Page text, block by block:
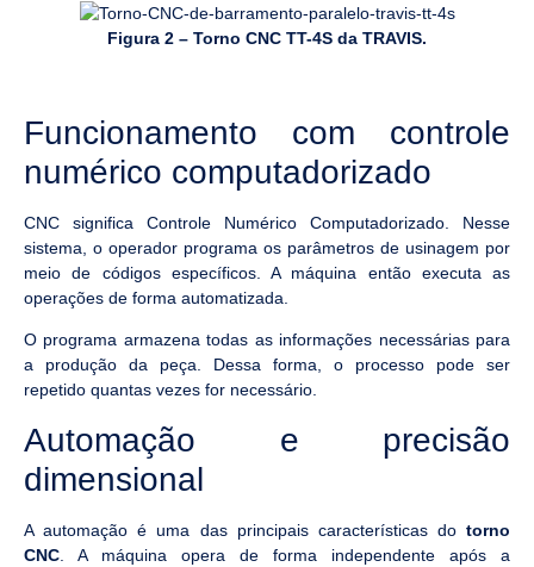
Figura 2 – Torno CNC TT-4S da TRAVIS.
Funcionamento com controle
numérico computadorizado
CNC significa Controle Numérico Computadorizado. Nesse
sistema, o operador programa os parâmetros de usinagem por
meio de códigos específicos. A máquina então executa as
operações de forma automatizada.
O programa armazena todas as informações necessárias para
a produção da peça. Dessa forma, o processo pode ser
repetido quantas vezes for necessário.
Automação e precisão
dimensional
A automação é uma das principais características do torno
CNC . A máquina opera de forma independente após a